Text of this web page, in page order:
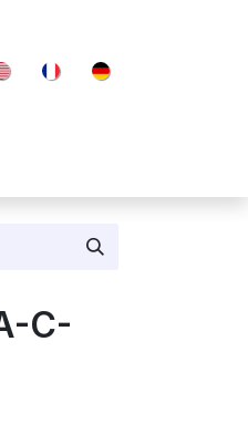
C-